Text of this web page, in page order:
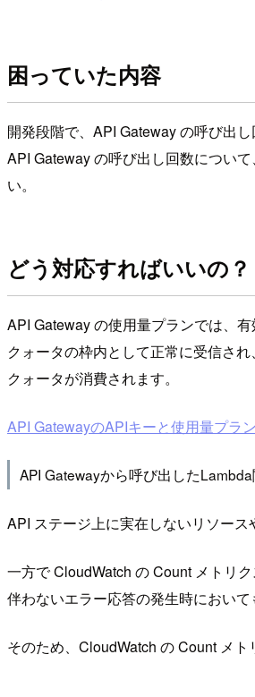
困っていた内容
開発段階で、API Gateway の呼び出
API Gateway の呼び出し回数につい
い。
どう対応すればいいの？
API Gateway の使用量プランでは、
クォータの枠内として正常に受信さ
クォータが消費されます。
API GatewayのAPIキーと使用量プラ
API Gatewayから呼び出した
API ステージ上に実在しないリソー
一方で CloudWatch の Count メトリ
伴わないエラー応答の発生時において
そのため、CloudWatch の Count メ